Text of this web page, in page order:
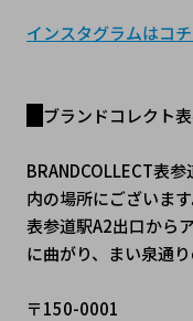
インスタグラムはコ
ブランドコレクト
BRANDCOLLECT表
内の場所にございます
表参道駅A2出口から
に曲がり、まい泉通
〒150-0001